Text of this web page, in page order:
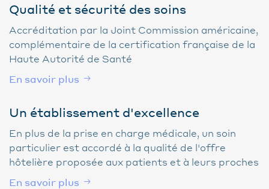
Qualité et sécurité des soins
Accréditation par la Joint Commission américaine,
complémentaire de la certification française de la
Haute Autorité de Santé
En savoir plus
Un établissement d'excellence
En plus de la prise en charge médicale, un soin
particulier est accordé à la qualité de l'offre
hôtelière proposée aux patients et à leurs proches
En savoir plus